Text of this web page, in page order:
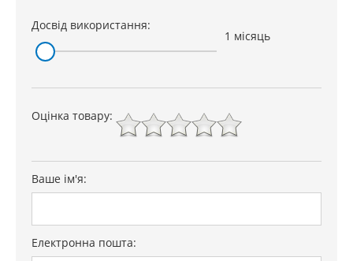
захист від дітей
Особливості
електронний дисплей,
24 міс.
Досвід використання:
1 місяць
Оцінка товару:
Ваше ім'я:
Електронна пошта: